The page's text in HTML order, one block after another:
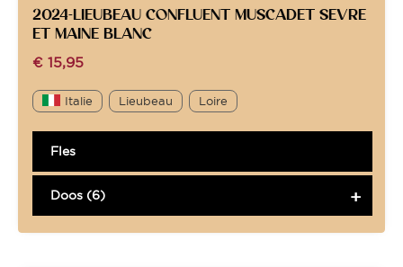
2024-LIEUBEAU CONFLUENT MUSCADET SEVRE
ET MAINE BLANC
€ 15,95
Italie Lieubeau Loire
Fles
Doos (6)